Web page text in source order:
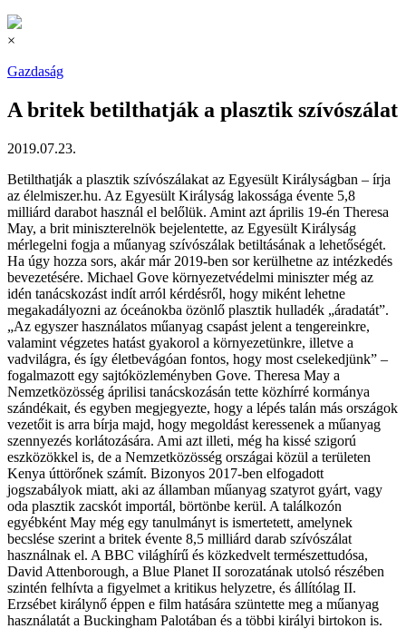
×
Gazdaság
A britek betilthatják a plasztik szívószálat
2019.07.23.
Betilthatják a plasztik szívószálakat az Egyesült Királyságban – írja
az élelmiszer.hu. Az Egyesült Királyság lakossága évente 5,8
milliárd darabot használ el belőlük. Amint azt április 19-én Theresa
May, a brit miniszterelnök bejelentette, az Egyesült Királyság
mérlegelni fogja a műanyag szívószálak betiltásának a lehetőségét.
Ha úgy hozza sors, akár már 2019-ben sor kerülhetne az intézkedés
bevezetésére. Michael Gove környezetvédelmi miniszter még az
idén tanácskozást indít arról kérdésről, hogy miként lehetne
megakadályozni az óceánokba özönlő plasztik hulladék „áradatát”.
„Az egyszer használatos műanyag csapást jelent a tengereinkre,
valamint végzetes hatást gyakorol a környezetünkre, illetve a
vadvilágra, és így életbevágóan fontos, hogy most cselekedjünk” –
fogalmazott egy sajtóközleményben Gove. Theresa May a
Nemzetközösség áprilisi tanácskozásán tette közhírré kormánya
szándékait, és egyben megjegyezte, hogy a lépés talán más országok
vezetőit is arra bírja majd, hogy megoldást keressenek a műanyag
szennyezés korlátozására. Ami azt illeti, még ha kissé szigorú
eszközökkel is, de a Nemzetközösség országai közül a területen
Kenya úttörőnek számít. Bizonyos 2017-ben elfogadott
jogszabályok miatt, aki az államban műanyag szatyrot gyárt, vagy
oda plasztik zacskót importál, börtönbe kerül. A találkozón
egyébként May még egy tanulmányt is ismertetett, amelynek
becslése szerint a britek évente 8,5 milliárd darab szívószálat
használnak el. A BBC világhírű és közkedvelt természettudósa,
David Attenborough, a Blue Planet II sorozatának utolsó részében
szintén felhívta a figyelmet a kritikus helyzetre, és állítólag II.
Erzsébet királynő éppen e film hatására szüntette meg a műanyag
használatát a Buckingham Palotában és a többi királyi birtokon is.